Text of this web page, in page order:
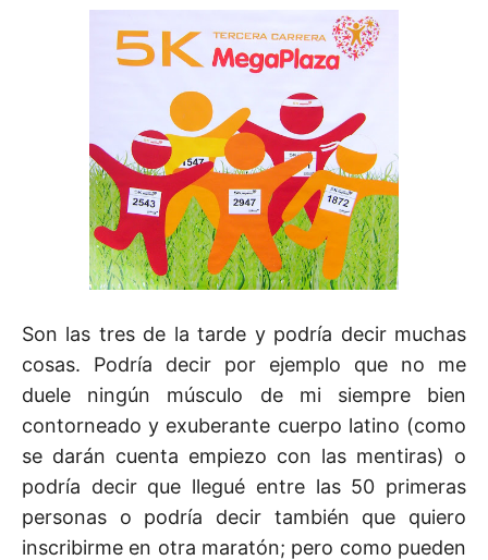
Son las tres de la tarde y podría decir muchas
cosas. Podría decir por ejemplo que no me
duele ningún músculo de mi siempre bien
contorneado y exuberante cuerpo latino (como
se darán cuenta empiezo con las mentiras) o
podría decir que llegué entre las 50 primeras
personas o podría decir también que quiero
inscribirme en otra maratón; pero como pueden